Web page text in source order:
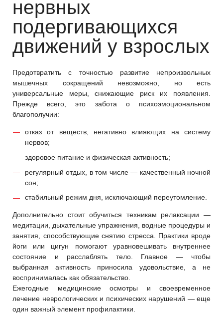
нервных
подергивающихся
движений у взрослых
Предотвратить с точностью развитие непроизвольных
мышечных сокращений невозможно, но есть
универсальные меры, снижающие риск их появления.
Прежде всего, это забота о психоэмоциональном
благополучии:
отказ от веществ, негативно влияющих на систему
нервов;
здоровое питание и физическая активность;
регулярный отдых, в том числе — качественный ночной
сон;
стабильный режим дня, исключающий переутомление.
Дополнительно стоит обучиться техникам релаксации —
медитации, дыхательные упражнения, водные процедуры и
занятия, способствующие снятию стресса. Практики вроде
йоги или цигун помогают уравновешивать внутреннее
состояние и расслаблять тело. Главное — чтобы
выбранная активность приносила удовольствие, а не
воспринималась как обязательство.
Ежегодные медицинские осмотры и своевременное
лечение неврологических и психических нарушений — еще
один важный элемент профилактики.